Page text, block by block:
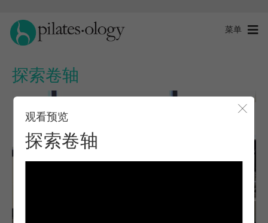
菜单
探索卷轴
观看预览
探索卷轴